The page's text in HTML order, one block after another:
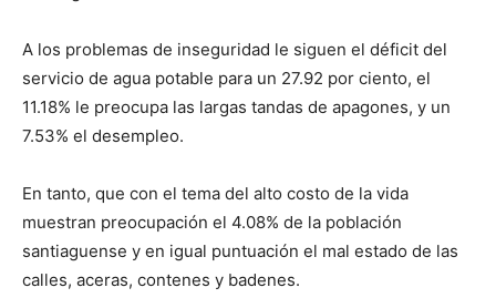
A los problemas de inseguridad le siguen el déficit del
servicio de agua potable para un 27.92 por ciento, el
11.18% le preocupa las largas tandas de apagones, y un
7.53% el desempleo.
En tanto, que con el tema del alto costo de la vida
muestran preocupación el 4.08% de la población
santiaguense y en igual puntuación el mal estado de las
calles, aceras, contenes y badenes.